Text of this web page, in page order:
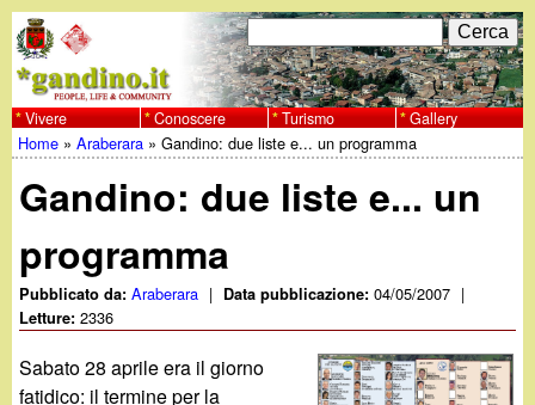
al
contenuto
principale
w
w
w
.
g
F
o
r
m
i
r
i
C
e
r
c
a
Vivere Conoscere Turismo Gallery
Tu
sei
qui
Home »Araberara »Gandino: due liste e... un programma
Gandino: due liste e... un
programma
Pubblicato da:Araberara | Data pubblicazione:04/05/2007 |
Letture:2336
Sabato 28 aprile era il giorno
fatidico: il termine per la